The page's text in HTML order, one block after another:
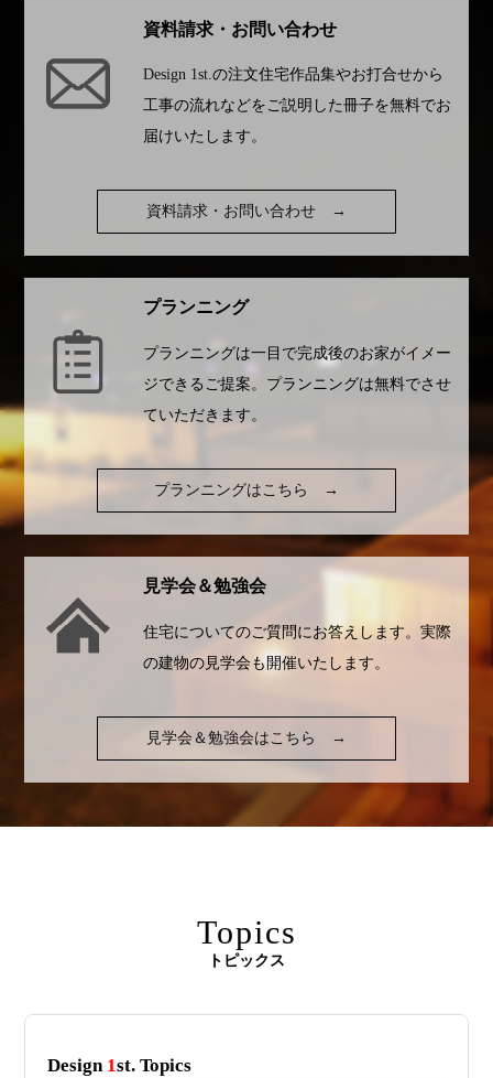
資料請求・お問い合わせ
Design 1st.の注文住宅作品集やお打合せから
工事の流れなどをご説明した冊子を無料でお
届けいたします。
資料請求・お問い合わせ →
プランニング
プランニングは一目で完成後のお家がイメー
ジできるご提案。プランニングは無料でさせ
ていただきます。
プランニングはこちら →
見学会＆勉強会
住宅についてのご質問にお答えします。実際
の建物の見学会も開催いたします。
見学会＆勉強会はこちら →
Topics
トピックス
Design 1st. Topics